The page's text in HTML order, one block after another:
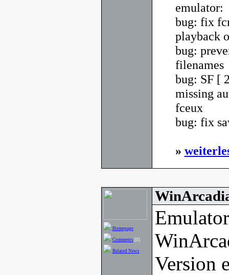
emulator:
bug: fix
playback
bug:
filenames
bug: SF [
missing
fceux
bug: fix
»
Homepage
Comments [0]
Related News
Version